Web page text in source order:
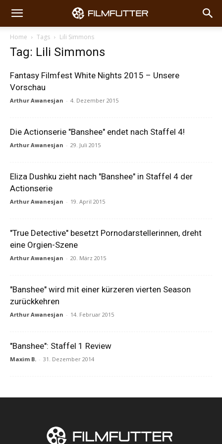
Home Tags Lili Simmons
Tag: Lili Simmons
Fantasy Filmfest White Nights 2015 – Unsere
Vorschau
Arthur Awanesjan - 4. Dezember 2015
Die Actionserie "Banshee" endet nach Staffel 4!
Arthur Awanesjan - 29. Juli 2015
Eliza Dushku zieht nach "Banshee" in Staffel 4 der
Actionserie
Arthur Awanesjan - 19. April 2015
"True Detective" besetzt Pornodarstellerinnen, dreht
eine Orgien-Szene
Arthur Awanesjan - 20. März 2015
"Banshee" wird mit einer kürzeren vierten Season
zurückkehren
Arthur Awanesjan - 14. Februar 2015
"Banshee": Staffel 1 Review
Maxim B. - 31. Dezember 2014